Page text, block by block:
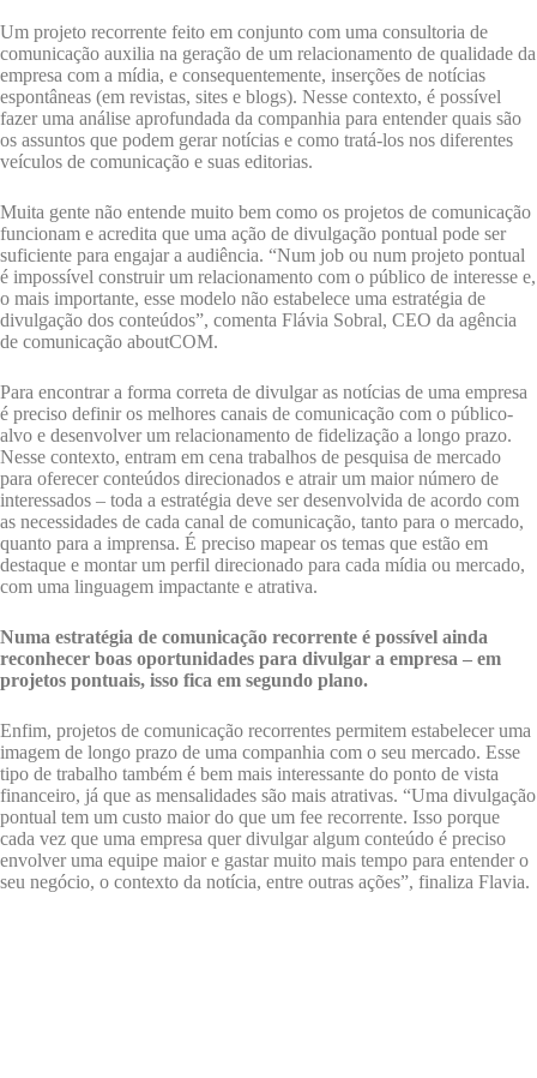
Um projeto recorrente feito em conjunto com uma consultoria de
comunicação auxilia na geração de um relacionamento de qualidade da
empresa com a mídia, e consequentemente, inserções de notícias
espontâneas (em revistas, sites e blogs). Nesse contexto, é possível
fazer uma análise aprofundada da companhia para entender quais são
os assuntos que podem gerar notícias e como tratá-los nos diferentes
veículos de comunicação e suas editorias.
Muita gente não entende muito bem como os projetos de comunicação
funcionam e acredita que uma ação de divulgação pontual pode ser
suficiente para engajar a audiência. “Num job ou num projeto pontual
é impossível construir um relacionamento com o público de interesse e,
o mais importante, esse modelo não estabelece uma estratégia de
divulgação dos conteúdos”, comenta Flávia Sobral, CEO da agência
de comunicação aboutCOM.
Para encontrar a forma correta de divulgar as notícias de uma empresa
é preciso definir os melhores canais de comunicação com o público-
alvo e desenvolver um relacionamento de fidelização a longo prazo.
Nesse contexto, entram em cena trabalhos de pesquisa de mercado
para oferecer conteúdos direcionados e atrair um maior número de
interessados – toda a estratégia deve ser desenvolvida de acordo com
as necessidades de cada canal de comunicação, tanto para o mercado,
quanto para a imprensa. É preciso mapear os temas que estão em
destaque e montar um perfil direcionado para cada mídia ou mercado,
com uma linguagem impactante e atrativa.
Numa estratégia de comunicação recorrente é possível ainda
reconhecer boas oportunidades para divulgar a empresa – em
projetos pontuais, isso fica em segundo plano.
Enfim, projetos de comunicação recorrentes permitem estabelecer uma
imagem de longo prazo de uma companhia com o seu mercado. Esse
tipo de trabalho também é bem mais interessante do ponto de vista
financeiro, já que as mensalidades são mais atrativas. “Uma divulgação
pontual tem um custo maior do que um fee recorrente. Isso porque
cada vez que uma empresa quer divulgar algum conteúdo é preciso
envolver uma equipe maior e gastar muito mais tempo para entender o
seu negócio, o contexto da notícia, entre outras ações”, finaliza Flavia.